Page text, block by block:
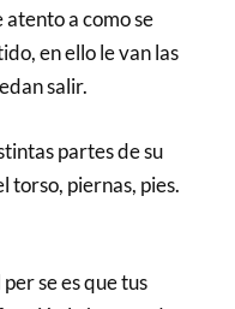
a como se
en ello le van las
salir.
partes de su
torso, piernas, pies.
se es que tus